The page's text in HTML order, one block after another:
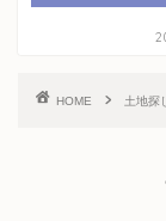
HOME 土地探